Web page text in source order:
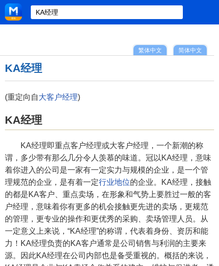
简体中文
繁体中文
KA经理
(重定向自大客户经理)
KA经理
KA经理即重点客户经理或大客户经理，一个新潮的称
谓，多少带有那么几分令人羡慕的味道。冠以KA经理，意味
着你进入的公司是一家有一定实力与规模的企业，是一个管
理规范的企业，是有着一定行业地位的企业。KA经理，接触
的都是KA客户、重点卖场，在形象和气势上要胜过一般的客
户经理，意味着你有更多的机会接触更先进的卖场，更规范
的管理，更专业的操作和更优秀的采购、卖场管理人员。从
一定意义上来说，“KA经理”的称谓，代表着身份、资历和能
力！KA经理负责的KA客户通常是公司销售与利润的主要来
源。因此KA经理在公司内部也是备受重视的。概括的来说，